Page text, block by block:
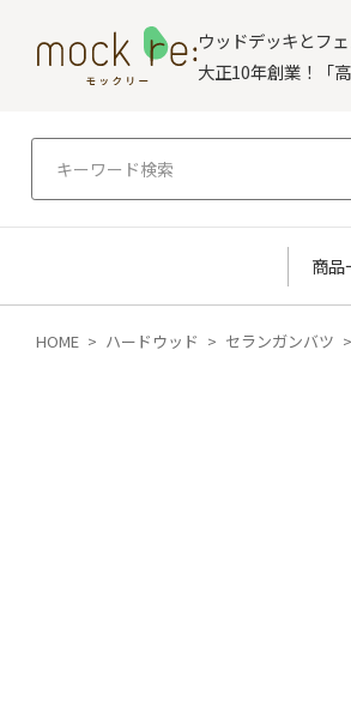
ウッドデッキとフ
大正10年創業！「
商品
HOME ハードウッド セランガンバツ